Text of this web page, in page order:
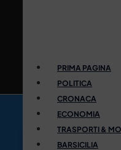
PRIMA PAGINA
POLITICA
CRONACA
ECONOMIA
TRASPORTI &
BARSICILIA